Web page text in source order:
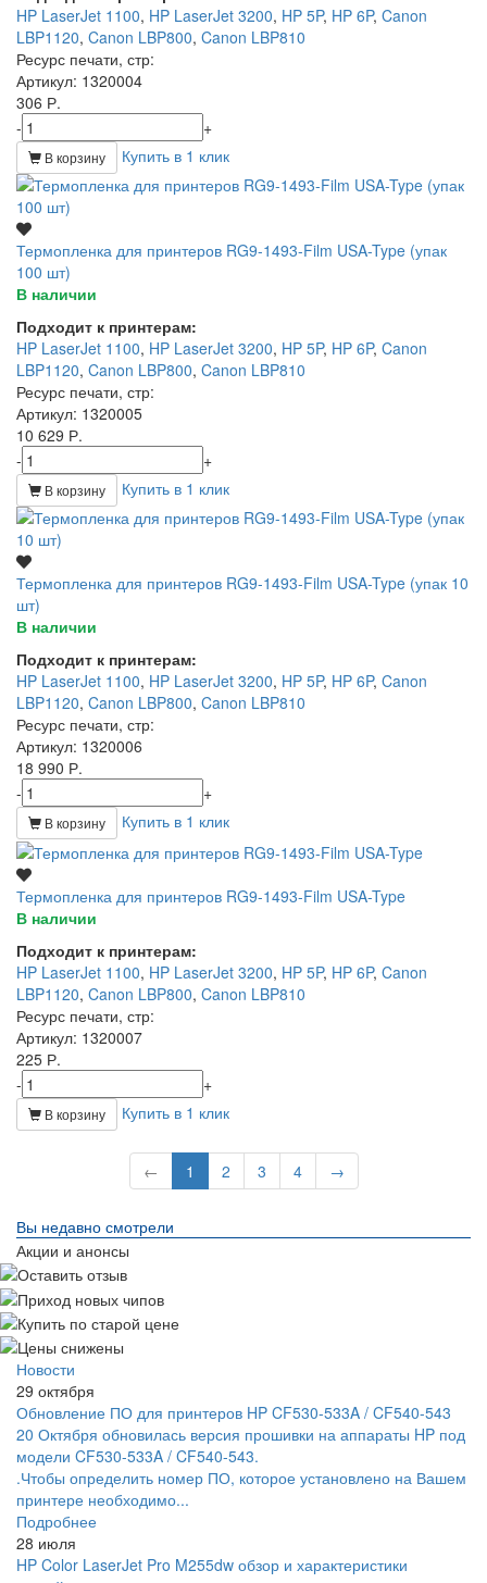
HP LaserJet 1100, HP LaserJet 3200, HP 5P, HP 6P, Canon
LBP1120, Canon LBP800, Canon LBP810
Ресурс печати, стр:
Артикул: 1320004
306 Р.
-
+
В корзину Купить в 1 клик
Термопленка для принтеров RG9-1493-Film USA-Type (упак
100 шт)
В наличии
Подходит к принтерам:
HP LaserJet 1100, HP LaserJet 3200, HP 5P, HP 6P, Canon
LBP1120, Canon LBP800, Canon LBP810
Ресурс печати, стр:
Артикул: 1320005
10 629 Р.
-
+
В корзину Купить в 1 клик
Термопленка для принтеров RG9-1493-Film USA-Type (упак 10
шт)
В наличии
Подходит к принтерам:
HP LaserJet 1100, HP LaserJet 3200, HP 5P, HP 6P, Canon
LBP1120, Canon LBP800, Canon LBP810
Ресурс печати, стр:
Артикул: 1320006
18 990 Р.
-
+
В корзину Купить в 1 клик
Термопленка для принтеров RG9-1493-Film USA-Type
В наличии
Подходит к принтерам:
HP LaserJet 1100, HP LaserJet 3200, HP 5P, HP 6P, Canon
LBP1120, Canon LBP800, Canon LBP810
Ресурс печати, стр:
Артикул: 1320007
225 Р.
-
+
В корзину Купить в 1 клик
← 1 2 3 4 →
Вы недавно смотрели
Акции и анонсы
Новости
29 октября
Обновление ПО для принтеров HP CF530-533A / CF540-543
20 Октября обновилась версия прошивки на аппараты HP под
модели CF530-533A / CF540-543.
.Чтобы определить номер ПО, которое установлено на Вашем
принтере необходимо...
Подробнее
28 июля
HP Color LaserJet Pro M255dw обзор и характеристики